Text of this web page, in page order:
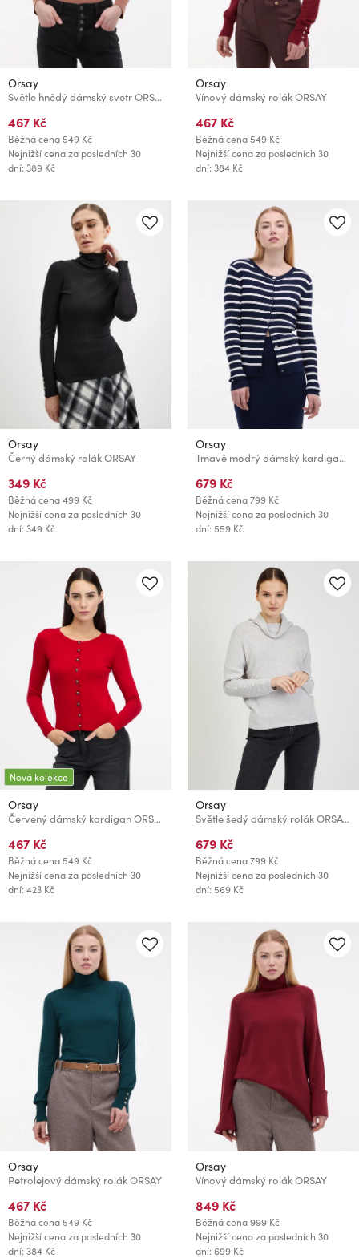
Orsay
Světle hnědý dámský svetr ORSAY
467 Kč
Běžná cena549 Kč
Nejnižší cena za posledních 30
dní: 389 Kč
Orsay
Vínový dámský rolák ORSAY
467 Kč
Běžná cena549 Kč
Nejnižší cena za posledních 30
dní: 384 Kč
Orsay
Černý dámský rolák ORSAY
349 Kč
Běžná cena499 Kč
Nejnižší cena za posledních 30
dní: 349 Kč
Orsay
Tmavě modrý dámský kardigan ORSAY
679 Kč
Běžná cena799 Kč
Nejnižší cena za posledních 30
dní: 559 Kč
Nová kolekce
Orsay
Červený dámský kardigan ORSAY
467 Kč
Běžná cena549 Kč
Nejnižší cena za posledních 30
dní: 423 Kč
Orsay
Světle šedý dámský rolák ORSAY Pilou
679 Kč
Běžná cena799 Kč
Nejnižší cena za posledních 30
dní: 569 Kč
Orsay
Petrolejový dámský rolák ORSAY
467 Kč
Běžná cena549 Kč
Nejnižší cena za posledních 30
dní: 384 Kč
Orsay
Vínový dámský rolák ORSAY
849 Kč
Běžná cena999 Kč
Nejnižší cena za posledních 30
dní: 699 Kč